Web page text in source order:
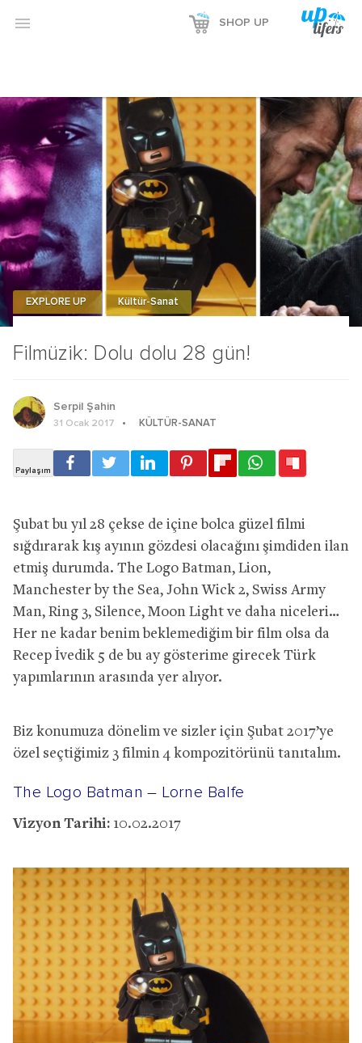
 SHOP UP
Filmüzik: Dolu dolu 28 gün!
EXPLORE UP Kültür-Sanat
Serpil Şahin
31 Ocak 2017 KÜLTÜR-SANAT
Şubat bu yıl 28 çekse de içine bolca güzel filmi
sığdırarak kış ayının gözdesi olacağını şimdiden ilan
etmiş durumda. The Logo Batman, Lion,
Manchester by the Sea, John Wick 2, Swiss Army
Man, Ring 3, Silence, Moon Light ve daha niceleri…
Her ne kadar benim beklemediğim bir film olsa da
Recep İvedik 5 de bu ay gösterime girecek Türk
yapımlarının arasında yer alıyor.
Biz konumuza dönelim ve sizler için Şubat 2017’ye
özel seçtiğimiz 3 filmin 4 kompozitörünü tanıtalım.
The Logo Batman – Lorne Balfe
Vizyon Tarihi: 10.02.2017